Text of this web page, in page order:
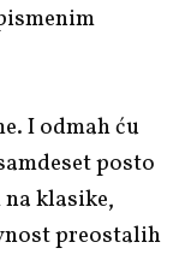
I odmah ću
posto
klasike,
preostalih